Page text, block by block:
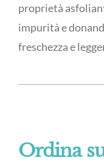
proprietà
impurità e
freschezza e
Ordina